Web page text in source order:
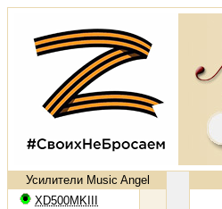
Усилители Music Angel
XD500MKIII